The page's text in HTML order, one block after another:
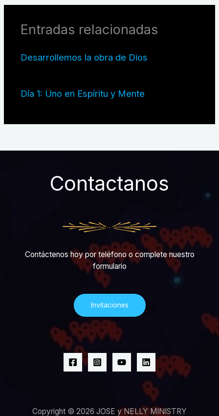
Entradas relacionadas
Desarrollemos la obra de Dios
Día 1: Uno en Espíritu y Mente
Contactanos
Contáctenos hoy por teléfono o complete nuestro
formulario
Invitaciones
Copyright © 2026 JOSE y NELLY MINISTRY